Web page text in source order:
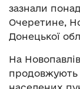
зазнали
Очеретине,
Донецької
На
продовжують